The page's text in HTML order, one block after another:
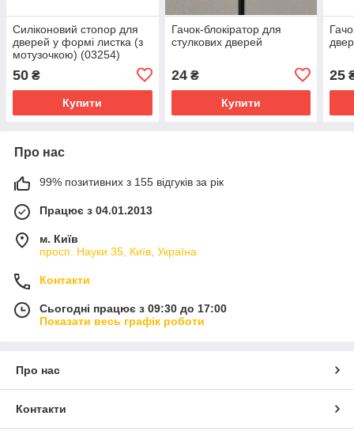
Силіконовий стопор для
дверей у формі листка (з
мотузочкою) (03254)
50 ₴
Купити
Гачок-блокіратор для
стулкових дверей
24₴
Купити
25
Про нас
99% позитивних з 155 відгуків за рік
Працює з 04.01.2013
м. Київ
просп. Науки 35, Київ, Україна
Контакти
Сьогодні працює з 09:30 до 17:00
Показати весь графік роботи
Про нас
Контакти